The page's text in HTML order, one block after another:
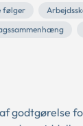
følger
godtgørelse